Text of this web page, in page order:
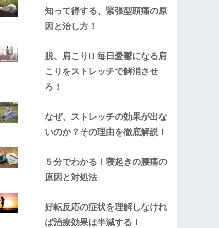
知って得する、緊張型頭痛の原
因と治し方！
脱、肩こり!! 毎日憂鬱になる肩
こりをストレッチで解消させ
ろ！
なぜ、ストレッチの効果が出な
いのか？その理由を徹底解説！
５分でわかる！寝起きの腰痛の
原因と対処法
好転反応の症状を理解しなけれ
ば治療効果は半減する！